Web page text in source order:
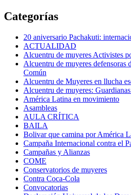
Categorías
20 aniversario Pachakuti:
ACTUALIDAD
Alcuentru de muyeres Activistes
Alcuentru de muyeres defensoras
Común
Alcuentru de Muyeres en llucha
Alcuentru de muyeres:
América Latina en movimiento
Asambleas
AULA CRÍTICA
BAILA
Bolivar que camina por América
Campaña Internacional contra el
Campañas y Alianzas
COME
Conservatorios de muyeres
Contra Coca-Cola
Convocatorias